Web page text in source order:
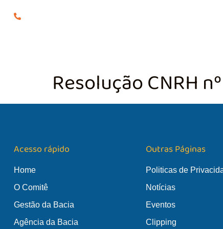
Resolução CNRH
Acesso rápido
Home
O Comitê
Gestão da Bacia
Agência da Bacia
Outras Páginas
Politicas de
Notícias
Eventos
Clipping